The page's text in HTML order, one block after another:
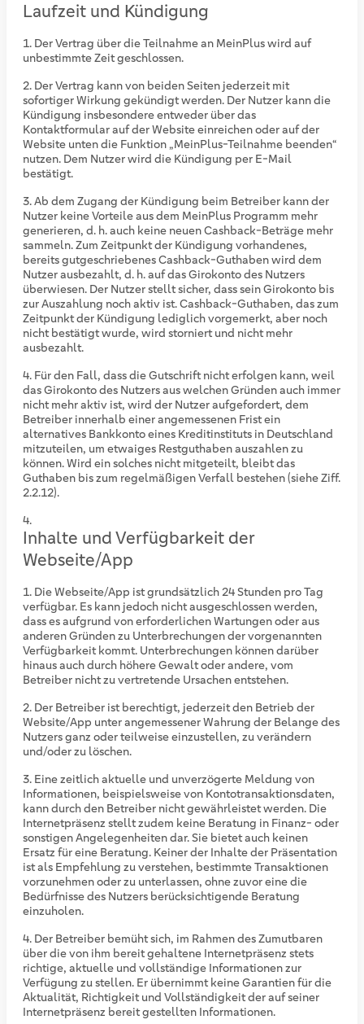
Laufzeit und Kündigung
Der Vertrag über die Teilnahme an MeinPlus wird auf
unbestimmte Zeit geschlossen.
Der Vertrag kann von beiden Seiten jederzeit mit
sofortiger Wirkung gekündigt werden. Der Nutzer kann die
Kündigung insbesondere entweder über das
Kontaktformular auf der Website einreichen oder auf der
Website unten die Funktion „MeinPlus-Teilnahme beenden“
nutzen. Dem Nutzer wird die Kündigung per E-Mail
bestätigt.
Ab dem Zugang der Kündigung beim Betreiber kann der
Nutzer keine Vorteile aus dem MeinPlus Programm mehr
generieren, d. h. auch keine neuen Cashback-Beträge mehr
sammeln. Zum Zeitpunkt der Kündigung vorhandenes,
bereits gutgeschriebenes Cashback-Guthaben wird dem
Nutzer ausbezahlt, d. h. auf das Girokonto des Nutzers
überwiesen. Der Nutzer stellt sicher, dass sein Girokonto bis
zur Auszahlung noch aktiv ist. Cashback-Guthaben, das zum
Zeitpunkt der Kündigung lediglich vorgemerkt, aber noch
nicht bestätigt wurde, wird storniert und nicht mehr
ausbezahlt.
Für den Fall, dass die Gutschrift nicht erfolgen kann, weil
das Girokonto des Nutzers aus welchen Gründen auch immer
nicht mehr aktiv ist, wird der Nutzer aufgefordert, dem
Betreiber innerhalb einer angemessenen Frist ein
alternatives Bankkonto eines Kreditinstituts in Deutschland
mitzuteilen, um etwaiges Restguthaben auszahlen zu
können. Wird ein solches nicht mitgeteilt, bleibt das
Guthaben bis zum regelmäßigen Verfall bestehen (siehe Ziff.
2.2.12).
Inhalte und Verfügbarkeit der
Webseite/App
Die Webseite/App ist grundsätzlich 24 Stunden pro Tag
verfügbar. Es kann jedoch nicht ausgeschlossen werden,
dass es aufgrund von erforderlichen Wartungen oder aus
anderen Gründen zu Unterbrechungen der vorgenannten
Verfügbarkeit kommt. Unterbrechungen können darüber
hinaus auch durch höhere Gewalt oder andere, vom
Betreiber nicht zu vertretende Ursachen entstehen.
Der Betreiber ist berechtigt, jederzeit den Betrieb der
Website/App unter angemessener Wahrung der Belange des
Nutzers ganz oder teilweise einzustellen, zu verändern
und/oder zu löschen.
Eine zeitlich aktuelle und unverzögerte Meldung von
Informationen, beispielsweise von Kontotransaktionsdaten,
kann durch den Betreiber nicht gewährleistet werden. Die
Internetpräsenz stellt zudem keine Beratung in Finanz- oder
sonstigen Angelegenheiten dar. Sie bietet auch keinen
Ersatz für eine Beratung. Keiner der Inhalte der Präsentation
ist als Empfehlung zu verstehen, bestimmte Transaktionen
vorzunehmen oder zu unterlassen, ohne zuvor eine die
Bedürfnisse des Nutzers berücksichtigende Beratung
einzuholen.
Der Betreiber bemüht sich, im Rahmen des Zumutbaren
über die von ihm bereit gehaltene Internetpräsenz stets
richtige, aktuelle und vollständige Informationen zur
Verfügung zu stellen. Er übernimmt keine Garantien für die
Aktualität, Richtigkeit und Vollständigkeit der auf seiner
Internetpräsenz bereit gestellten Informationen.